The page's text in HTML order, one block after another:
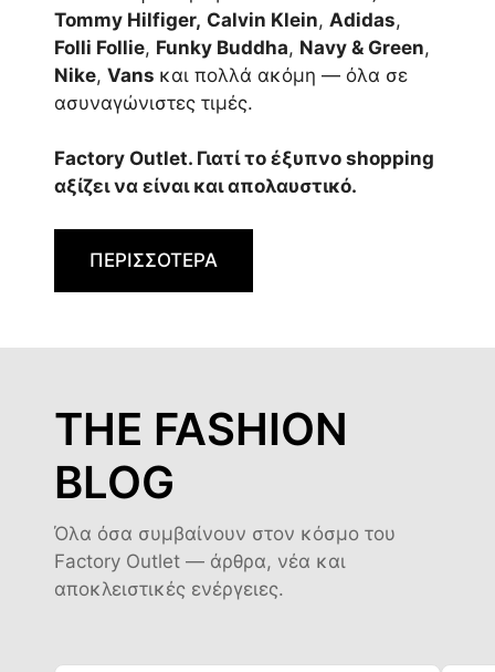
Tommy Hilfiger, Calvin Klein, Adidas,
Folli Follie, Funky Buddha, Navy & Green,
Nike, Vans και πολλά ακόμη — όλα σε
ασυναγώνιστες τιμές.
Factory Outlet. Γιατί το έξυπνο shopping
αξίζει να είναι και απολαυστικό.
ΠΕΡΙΣΣΟΤΕΡΑ
THE FASHION
BLOG
Όλα όσα συμβαίνουν στον κόσμο του
Factory Outlet — άρθρα, νέα και
αποκλειστικές ενέργειες.